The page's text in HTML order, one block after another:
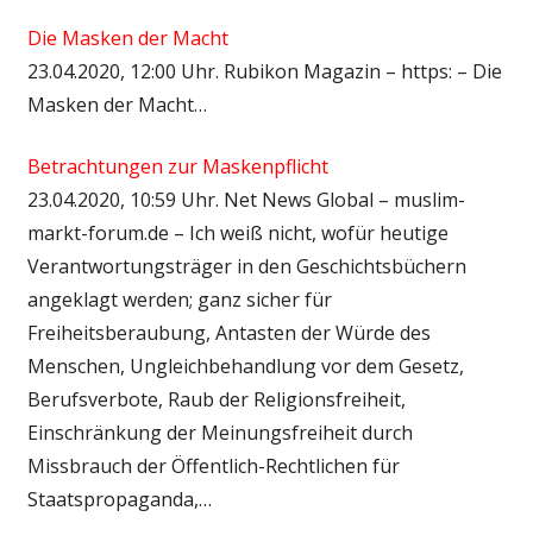
Die Masken der Macht
23.04.2020, 12:00 Uhr. Rubikon Magazin – https: – Die
Masken der Macht…
Betrachtungen zur Maskenpflicht
23.04.2020, 10:59 Uhr. Net News Global – muslim-
markt-forum.de – Ich weiß nicht, wofür heutige
Verantwortungsträger in den Geschichtsbüchern
angeklagt werden; ganz sicher für
Freiheitsberaubung, Antasten der Würde des
Menschen, Ungleichbehandlung vor dem Gesetz,
Berufsverbote, Raub der Religionsfreiheit,
Einschränkung der Meinungsfreiheit durch
Missbrauch der Öffentlich-Rechtlichen für
Staatspropaganda,…